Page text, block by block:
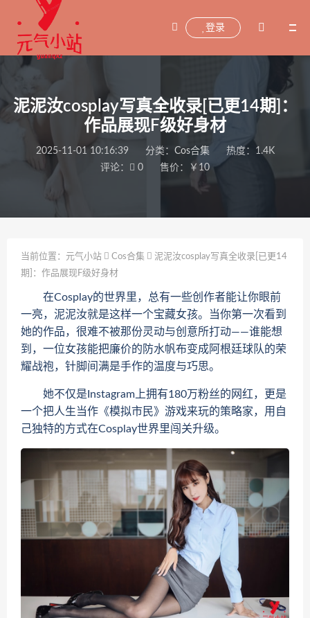
登录
泥泥汝cosplay写真全收录[已更14期]：
作品展现F级好身材
2025-11-01 10:16:39 分类： Cos合集
热度：1.4K
评论：
0 售价：￥10
当前位置： 元气小站 Cos合集
泥泥汝cosplay写真全收录[已更14
期]：作品展现F级好身材
在Cosplay的世界里，总有一些创作者能让你眼前
一亮，泥泥汝就是这样一个宝藏女孩。当你第一次看到
她的作品，很难不被那份灵动与创意所打动——谁能想
到，一位女孩能把廉价的防水帆布变成阿根廷球队的荣
耀战袍，针脚间满是手作的温度与巧思。
她不仅是Instagram上拥有180万粉丝的网红，更是
一个把人生当作《模拟市民》游戏来玩的策略家，用自
己独特的方式在Cosplay世界里闯关升级。